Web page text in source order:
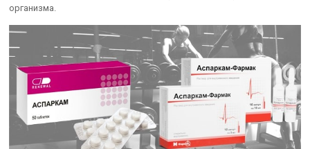
организма.